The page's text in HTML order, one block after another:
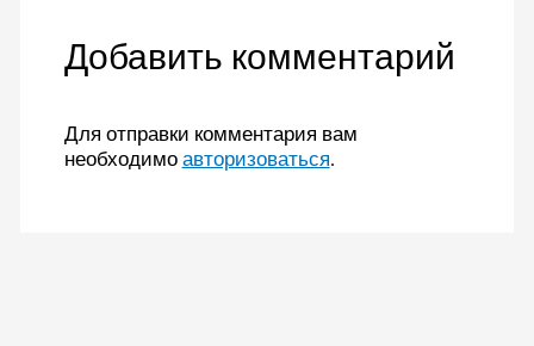
Добавить комментарий
Для отправки комментария вам
необходимо авторизоваться.